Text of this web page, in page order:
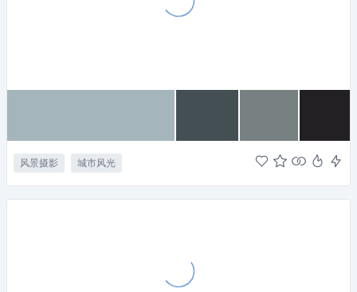
风景摄影 城市风光